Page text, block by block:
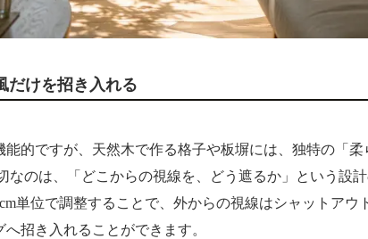
だけを招き入れる
能的ですが、天然木で作る格子や板塀には、独特の「
なのは、「どこからの視線を、どう遮るか」という設
単位で調整することで、外からの視線はシャットアウ
招き入れることができます。